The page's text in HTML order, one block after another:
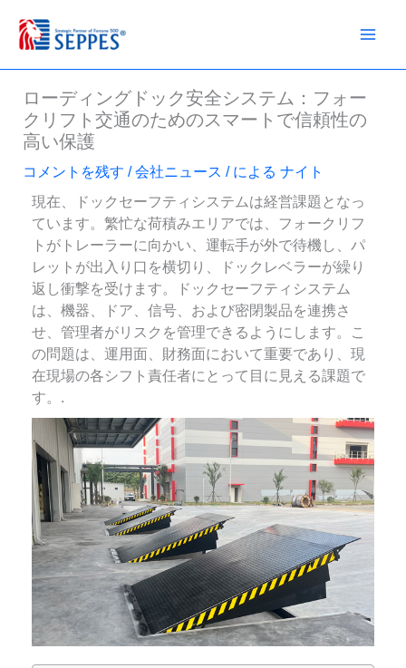
ン
ローディングドック安全システム：フォー
クリフト交通のためのスマートで信頼性の
高い保護
コメントを残す /会社ニュース / による ナイト
現在、ドックセーフティシステムは経営課題となっ
ています。繁忙な荷積みエリアでは、フォークリフ
トがトレーラーに向かい、運転手が外で待機し、パ
レットが出入り口を横切り、ドックレベラーが繰り
返し衝撃を受けます。ドックセーフティシステム
は、機器、ドア、信号、および密閉製品を連携さ
せ、管理者がリスクを管理できるようにします。こ
の問題は、運用面、財務面において重要であり、現
在現場の各シフト責任者にとって目に見える課題で
す。.